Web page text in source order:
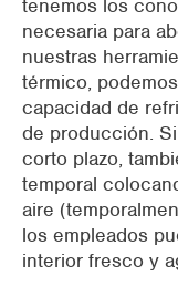
tenemos los
necesaria para
nuestras
térmico,
capacidad de
de producción.
corto plazo,
temporal
aire
los empleados
interior fresco y